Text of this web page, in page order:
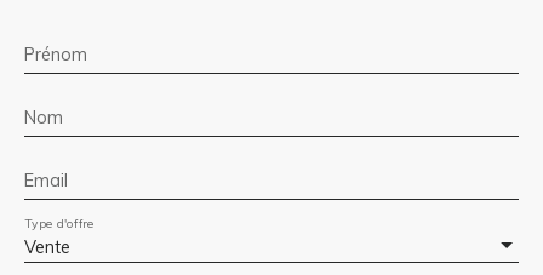
Prénom
Nom
Email
Vente
Type d'offre